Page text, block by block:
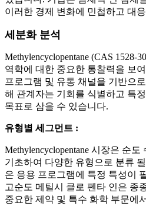
이러한 경제 변화에 민첩하고 대
세분화 분석
Methylencyclopentane (CAS
역학에 대한 중요한 통찰력을 보
프로그램 및 유통 채널을 기반으
해 관계자는 기회를 식별하고 특
목표로 삼을 수 있습니다.
유형별 세그먼트 :
Methylencyclopentane 시장은 순
기초하여 다양한 유형으로 분류
은 응용 프로그램에 특정 특성이
고순도 메틸시 클로 펜타 인은 종
중요한 제약 및 특수 화학 부문에